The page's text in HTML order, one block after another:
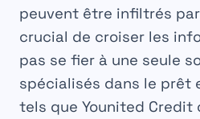
peuvent être infiltrés
crucial de croiser les
pas se fier à une seule
spécialisés dans le prêt
tels que Younited Credit